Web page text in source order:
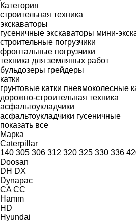
Категория
строительная техника
экскаваторы
гусеничные экскаваторы мини-
строительные погрузчики
фронтальные погрузчики
техника для земляных работ
бульдозеры грейдеры
катки
грунтовые катки пневмоколесные
дорожно-строительная техника
асфальтоукладчики
асфальтоукладчики гусеничные
показать все
Марка
Caterpillar
140 305 306 312 320 325 330 336
Doosan
DH DX
Dynapac
CA CC
Hamm
HD
Hyundai